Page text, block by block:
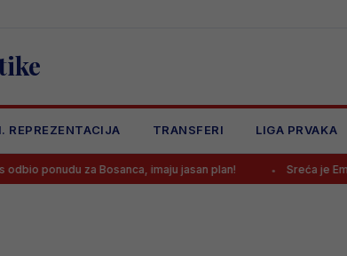
REPREZENTACIJA TRANSFERI LIGA PRVAKA
imaju jasan plan! Sreća je Emanu Košpi ponovo